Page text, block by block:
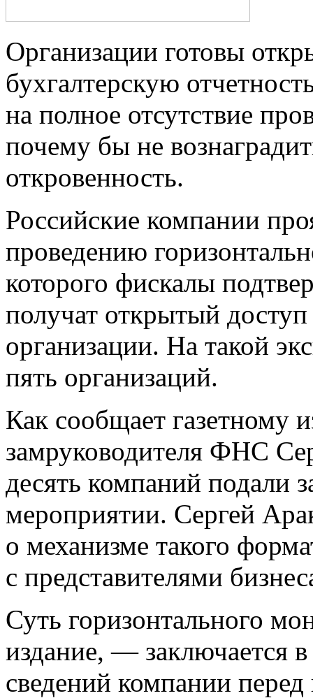
Организации готовы
бухгалтерскую
на полное отсутствие
почему бы не
откровенность.
Российские компании
проведению
которого фискалы
получат открытый
организации. На такой
пять организаций.
Как сообщает газетному
замруководителя ФНС
десять компаний подали
мероприятии. Сергей
о механизме такого
с представителями
Суть горизонтального
издание, — заключается
сведений компании перед